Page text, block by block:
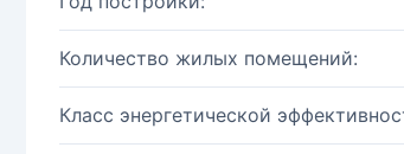
Количество жилых помещений:
Класс энергетической